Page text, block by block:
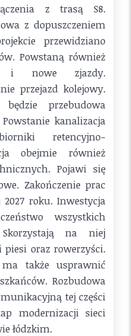
z trasą S8.
z dopuszczeniem
przewidziano
Powstaną również
i nowe zjazdy.
przejazd kolejowy.
przebudowa
kanalizacja
retencyjno-
obejmie również
Pojawi się
Zakończenie prac
roku. Inwestycja
wszystkich
na niej
oraz rowerzyści.
także usprawnić
Rozbudowa
tej części
modernizacji sieci
łódzkim.